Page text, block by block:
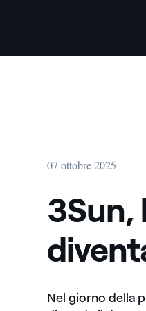
diventa un film
07 ottobre 2025
3Sun,
Nel giorno della